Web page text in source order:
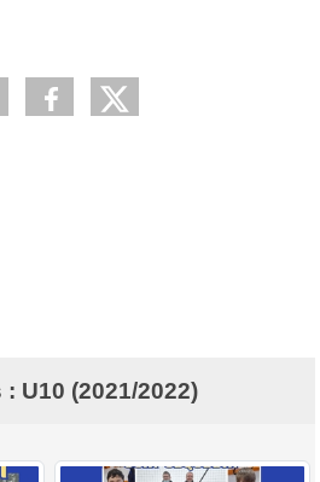
U10 (2021/2022)